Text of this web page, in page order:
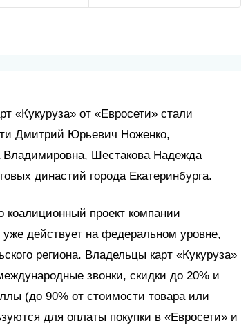
«Кукуруза» от «Евросети» стали
Дмитрий Юрьевич Ноженко,
Владимировна, Шестакова Надежда
династий города Екатеринбурга.
коалиционный проект компании
уже действует на федеральном уровне,
региона. Владельцы карт «Кукуруза»
звонки, скидки до 20% и
(до 90% от стоимости товара или
для оплаты покупки в «Евросети» и